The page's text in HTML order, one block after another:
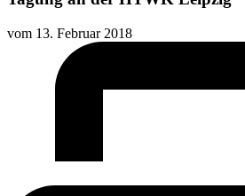
vom 13. Februar 2018